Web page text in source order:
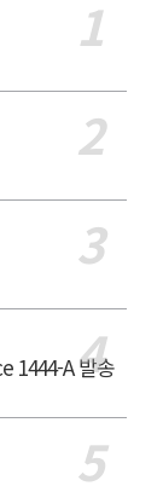
1444-A 발송